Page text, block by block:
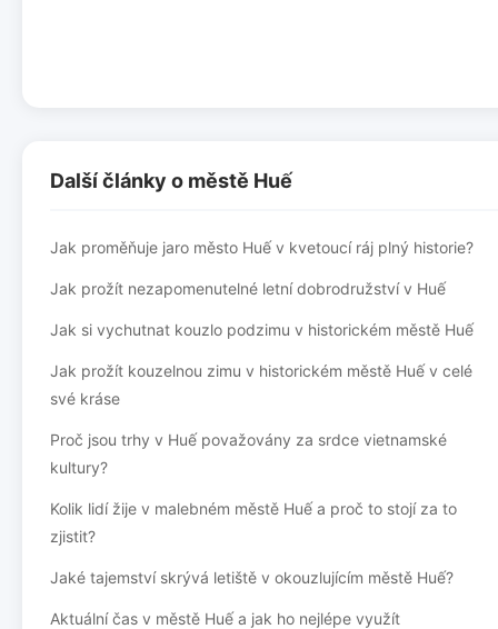
Další články o městě Huế
Jak proměňuje jaro město Huế v kvetoucí ráj plný historie?
Jak prožít nezapomenutelné letní dobrodružství v Huế
Jak si vychutnat kouzlo podzimu v historickém městě Huế
Jak prožít kouzelnou zimu v historickém městě Huế v celé
své kráse
Proč jsou trhy v Huế považovány za srdce vietnamské
kultury?
Kolik lidí žije v malebném městě Huế a proč to stojí za to
zjistit?
Jaké tajemství skrývá letiště v okouzlujícím městě Huế?
Aktuální čas v městě Huế a jak ho nejlépe využít